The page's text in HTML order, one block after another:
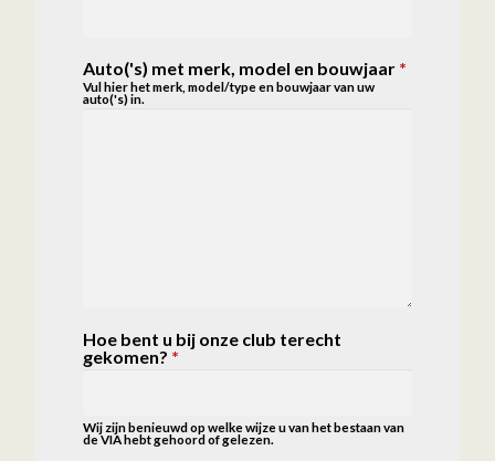
Auto('s) met merk, model en bouwjaar *
Vul hier het merk, model/type en bouwjaar van uw
auto('s) in.
Hoe bent u bij onze club terecht
gekomen? *
Wij zijn benieuwd op welke wijze u van het bestaan van
de VIA hebt gehoord of gelezen.